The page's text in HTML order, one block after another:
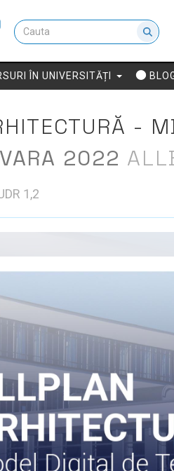
ÎN UNIVERSITĂȚI
-
2022
1,2